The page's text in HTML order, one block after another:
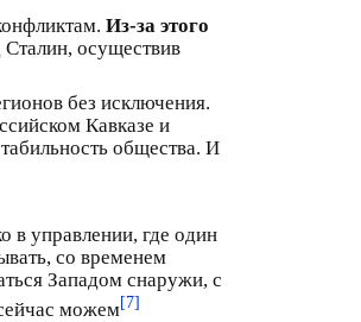
Из-за этого
Сталин, осуществив
без исключения.
Кавказе и
общества. И
в управлении, где один
со временем
Западом снаружи, с
можем[7]